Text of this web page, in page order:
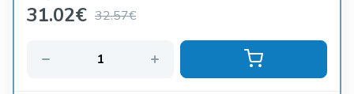
31.02€ 32.57€